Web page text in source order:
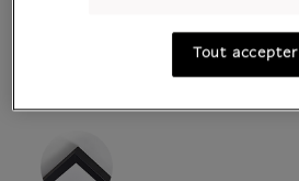
Tout accepter